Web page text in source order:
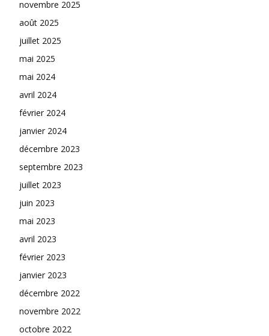
novembre 2025
août 2025
juillet 2025
mai 2025
mai 2024
avril 2024
février 2024
janvier 2024
décembre 2023
septembre 2023
juillet 2023
juin 2023
mai 2023
avril 2023
février 2023
janvier 2023
décembre 2022
novembre 2022
octobre 2022